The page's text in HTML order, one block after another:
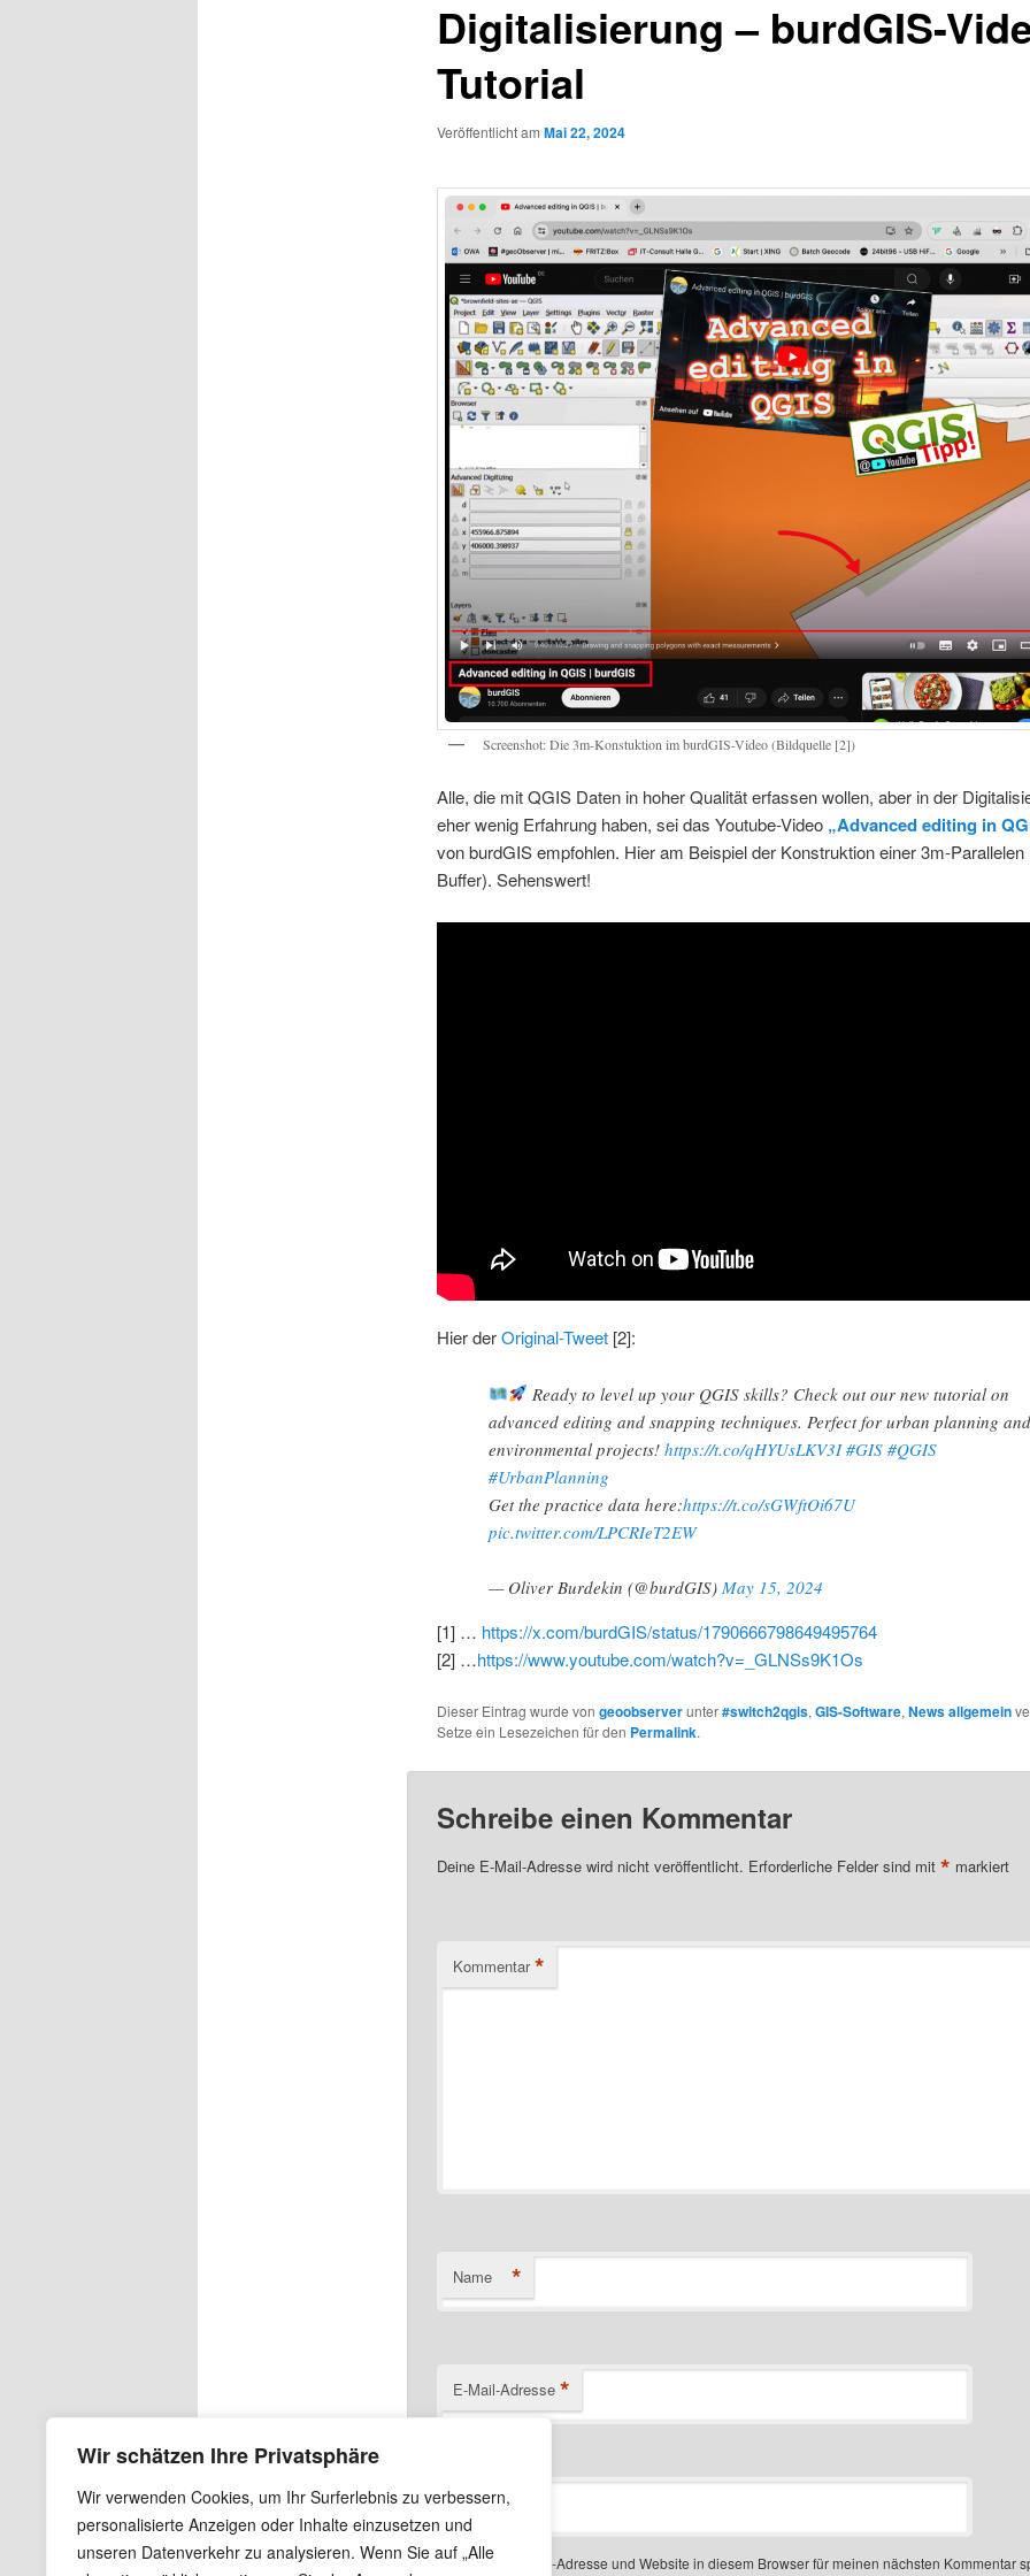
Wir schätzen Ihre Privatsphäre
Wir verwenden Cookies, um Ihr Surferlebnis zu verbessern,
personalisierte Anzeigen oder Inhalte einzusetzen und
unseren Datenverkehr zu analysieren. Wenn Sie auf „Alle
Digitalisierung – burdGIS-
Tutorial
Veröffentlicht am Mai 22, 2024
Screenshot: Die 3m-Konstuktion im burdGIS-Video (Bildquelle [2])
Alle, die mit QGIS Daten in hoher Qualität erfassen wollen, aber in der
eher wenig Erfahrung haben, sei das Youtube-Video „Advanced editing in
von burdGIS empfohlen. Hier am Beispiel der Konstruktion einer 3m-Parallelen
Buffer). Sehenswert!
Hier derOriginal-Tweet[2]:
Ready to level up your QGIS skills? Check out our new tutorial on
advanced editing and snapping techniques. Perfect for urban planning and
environmental projects! https://t.co/qHYUsLKV3I #GIS #QGIS
#UrbanPlanning
Get the practice data here:https://t.co/sGWftOi67U
pic.twitter.com/LPCRIeT2EW
— Oliver Burdekin (@burdGIS) May 15, 2024
[1] … https://x.com/burdGIS/status/1790666798649495764
[2] …https://www.youtube.com/watch?v=_GLNSs9K1Os
Dieser Eintrag wurde von geoobserverunter#switch2qgis,GIS-Software,News allgemein
Setze ein Lesezeichen für den Permalink.
Schreibe einen Kommentar
Deine E-Mail-Adresse wird nicht veröffentlicht. Erforderliche Felder sind mit * markiert
Kommentar *
Name *
E-Mail-Adresse *
Website
Name, E-Mail-Adresse und Website in diesem Browser für meinen nächsten Kommentar